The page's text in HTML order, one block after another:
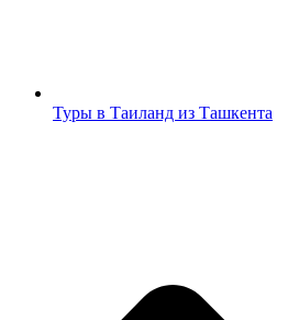
Туры в Таиланд из Ташкента